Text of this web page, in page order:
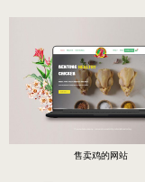
售卖鸡的网站